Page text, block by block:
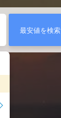
最安値を検索